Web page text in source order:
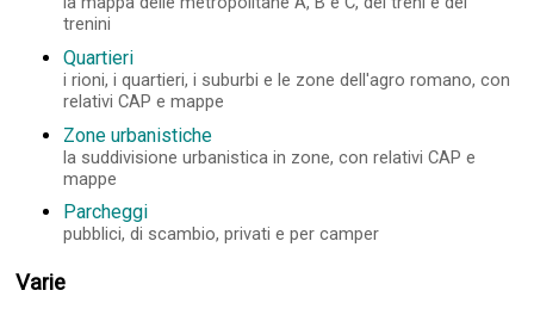
trenini
Quartieri
i rioni, i quartieri, i suburbi e le zone dell'agro romano, con
relativi CAP e mappe
Zone urbanistiche
la suddivisione urbanistica in zone, con relativi CAP e
mappe
Parcheggi
pubblici, di scambio, privati e per camper
Varie